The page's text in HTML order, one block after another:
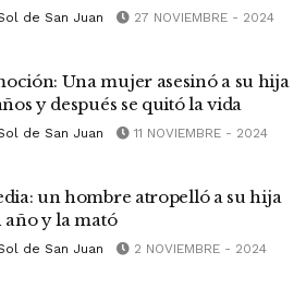
de San Juan
27 NOVIEMBRE - 2024
Una mujer asesinó a su hija
y después se quitó la vida
de San Juan
11 NOVIEMBRE - 2024
un hombre atropelló a su hija
año y la mató
de San Juan
2 NOVIEMBRE - 2024